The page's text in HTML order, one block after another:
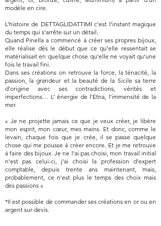
modèle en cire.
L’histoire de DETTAGLIDATTIMI c’est l’instant magique
du temps qui s’arrête sur un détail.
Quand Pinella a commencé à créer ses propres bijoux,
elle réalise dès le début que ce qu’elle ressentait se
matérialisait en quelque chose qu’elle ne voyait qu’une
fois le travail fini.
Dans ses créations on retrouve la force, la ténacité, la
passion, la grandeur et la beauté de la Sicile sa terre
d’origine avec ses contradictions, vérités et
imperfections… L’ énergie de l’Etna, l’immensité de la
mer.
« Je ne projette jamais ce que je veux créer, je libère
mon esprit, mon cœur, mes mains. Et donc, comme le
levain, chaque fois que je crée, il se passe quelque
chose qui me pousse à créer encore. Et je me retrouve
à faire des bijoux. Je ne l’ai pas choisi, mon travail initial
n’est pas celui-ci, j’ai choisi la profession d’expert
comptable, depuis trente ans maintenant, mais,
probablement, ce n’est plus le temps des choix mais
des passions »
*Il est possible de commander ses créations en or ou en
argent sur devis.